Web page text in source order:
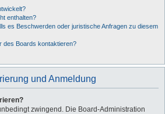
enthalten?
es Beschwerden oder juristische Anfragen zu diesem
des Boards kontaktieren?
und Anmeldung
zwingend. Die Board-Administration